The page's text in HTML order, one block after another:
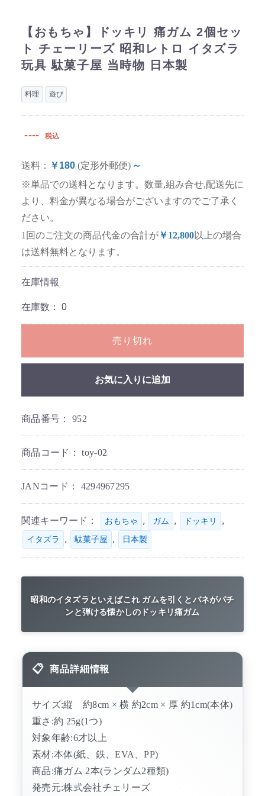
【おもちゃ】ドッキリ 痛ガム 2個セッ
ト チェーリーズ 昭和レトロ イタズラ
玩具 駄菓子屋 当時物 日本製
料理 遊び
---- 税込
送料： ￥180 (定形外郵便) ～
※単品での送料となります。数量,組み合せ,配送先に
より、料金が異なる場合がございますのでご了承く
ださい。
1回のご注文の商品代金の合計が￥12,800以上の場合
は送料無料となります。
在庫情報
在庫数： 0
売り切れ
お気に入りに追加
商品番号： 952
商品コード：toy-02
JANコード： 4294967295
関連キーワード： おもちゃ , ガム , ドッキリ ,
イタズラ , 駄菓子屋 , 日本製
昭和のイタズラといえばこれ ガムを引くとバネがパチ
ンと弾ける懐かしのドッキリ痛ガム
商品詳細情報
サイズ:縦 約8cm × 横 約2cm × 厚 約1cm(本体)
重さ:約 25g(1つ)
対象年齢:6才以上
素材:本体(紙、鉄、EVA、PP)
商品:痛ガム 2本(ランダム2種類)
発売元:株式会社チェリーズ